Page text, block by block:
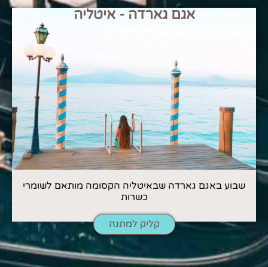
אגם גארדה - איטליה
שבוע באגם גארדה שבאיטליה הקסומה מותאם לשומרי
כשרות
קליק למתנה